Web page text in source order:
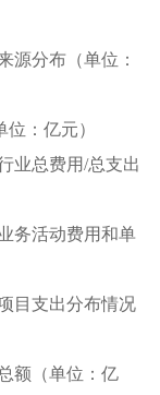
源分布（单位：
：亿元）
业总费用/总支出
务活动费用和单
目支出分布情况
额（单位：亿